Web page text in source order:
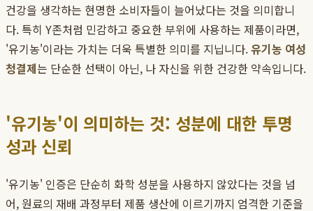
건강을 생각하는 현명한 소비자들이 늘어났다는 것을 의미합니
다. 특히 Y존처럼 민감하고 중요한 부위에 사용하는 제품이라면,
'유기농'이라는 가치는 더욱 특별한 의미를 지닙니다.유기농 여성
청결제는 단순한 선택이 아닌, 나 자신을 위한 건강한 약속입니다.
'유기농'이 의미하는 것: 성분에 대한 투명
성과 신뢰
'유기농' 인증은 단순히 화학 성분을 사용하지 않았다는 것을 넘
어, 원료의 재배 과정부터 제품 생산에 이르기까지 엄격한 기준을